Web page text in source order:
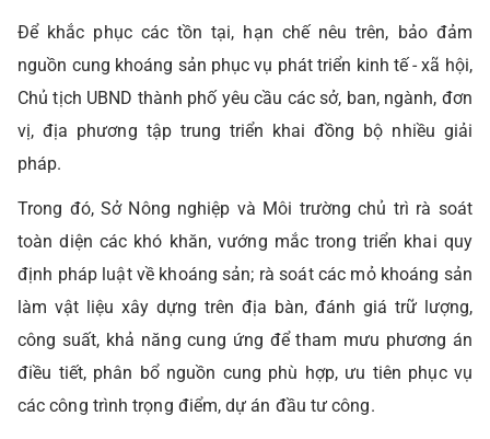
Để khắc phục các tồn tại, hạn chế nêu trên, bảo đảm
nguồn cung khoáng sản phục vụ phát triển kinh tế - xã hội,
Chủ tịch UBND thành phố yêu cầu các sở, ban, ngành, đơn
vị, địa phương tập trung triển khai đồng bộ nhiều giải
pháp.
Trong đó, Sở Nông nghiệp và Môi trường chủ trì rà soát
toàn diện các khó khăn, vướng mắc trong triển khai quy
định pháp luật về khoáng sản; rà soát các mỏ khoáng sản
làm vật liệu xây dựng trên địa bàn, đánh giá trữ lượng,
công suất, khả năng cung ứng để tham mưu phương án
điều tiết, phân bổ nguồn cung phù hợp, ưu tiên phục vụ
các công trình trọng điểm, dự án đầu tư công.